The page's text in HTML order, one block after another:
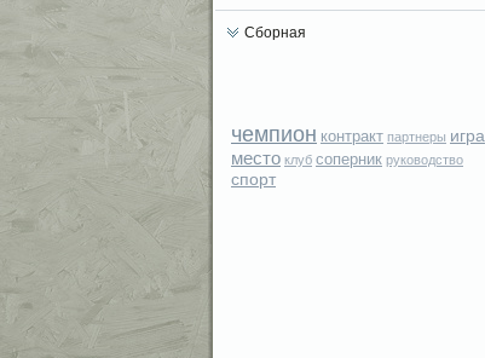
Сборная
чемпион контракт партнеры игра
место клуб соперник руководство
спорт